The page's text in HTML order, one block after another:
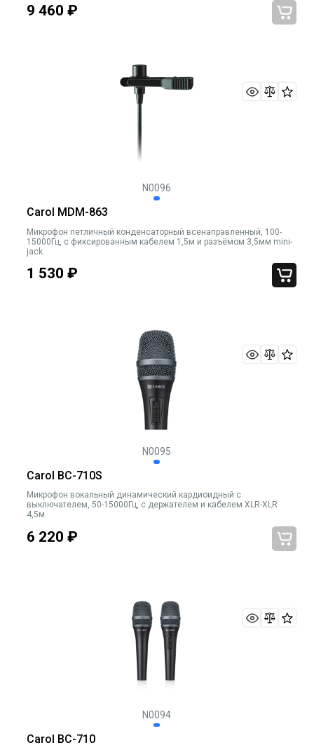
9 460 ₽
N0096
Carol MDM-863
Микрофон петличный конденсаторный всенаправленный, 100-
15000Гц, с фиксированным кабелем 1,5м и разъёмом 3,5мм mini-
jack
1 530 ₽
N0095
Carol BC-710S
Микрофон вокальный динамический кардиоидный c
выключателем, 50-15000Гц, с держателем и кабелем XLR-XLR
4,5м.
6 220 ₽
N0094
Carol BC-710